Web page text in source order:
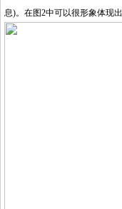
息)。在图2中可以很形象体现出